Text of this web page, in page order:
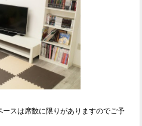
スは席数に限りがありますのでご予